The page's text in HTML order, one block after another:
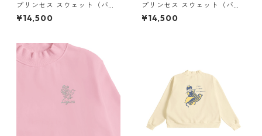
プリンセス スウェット（バッ
クプリント）× Liguee®️糸の鳥
ロゴ（刺繍）
¥14,500
プリンセス スウェット（バッ
クプリント）× Liguee®️糸の鳥
ロゴ（刺繍）
¥14,500